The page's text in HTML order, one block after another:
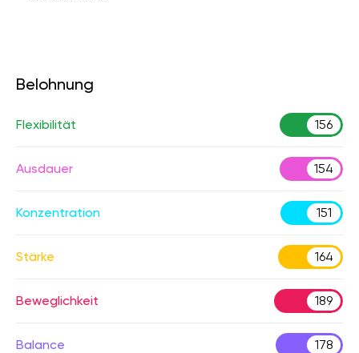
Belohnung
Flexibilität 156
Ausdauer 154
Konzentration 151
Stärke 164
Beweglichkeit 189
Balance 178